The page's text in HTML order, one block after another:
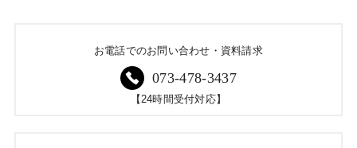
お電話でのお問い合わせ・資料請求
073-478-3437
【24時間受付対応】